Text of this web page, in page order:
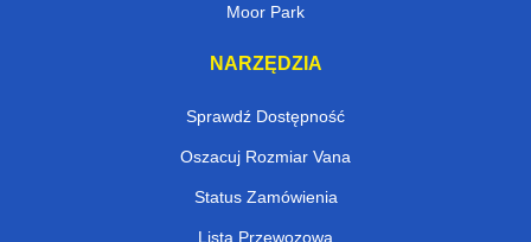
Moor Park
NARZĘDZIA
Sprawdź Dostępność
Oszacuj Rozmiar Vana
Status Zamówienia
Lista Przewozowa